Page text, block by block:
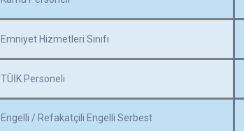
Emniyet Hizmetleri Sınıfı
TÜİK Personeli
Engelli / Refakatçili Engelli Serbest